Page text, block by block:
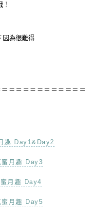
因為很難得
＝＝＝＝＝＝＝＝＝＝＝
趣 Day1&Day2
月趣 Day3
月趣 Day4
月趣 Day5